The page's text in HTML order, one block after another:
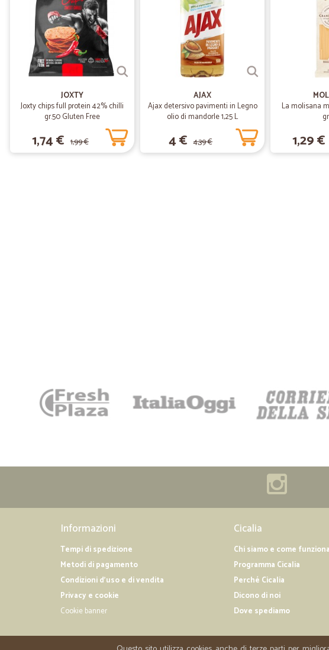
JOXTY
Joxty chips full protein 42% chilli
gr.50 Gluten Free
1,74 € 1,99 €
AJAX
Ajax detersivo pavimenti in Legno
olio di mandorle 1,25 L
4 € 4,39 €
La molisana
1,29 €
Informazioni
Tempi di spedizione
Metodi di pagamento
Condizioni d'uso e di vendita
Privacy e cookie
Cookie banner
Cicalia
Chi siamo e come funziona
Programma Cicalia
Perché Cicalia
Dicono di noi
Dove spediamo